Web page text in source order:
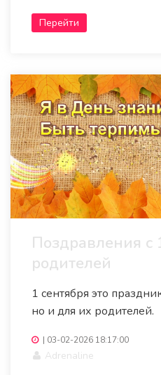
Перейти
Поздравления с
родителей
1 сентября это
но и для их родителей.
| 03-02-2026 18:17:00
Adrenaline